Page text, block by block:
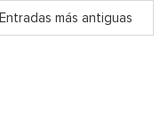
Entradas más antiguas